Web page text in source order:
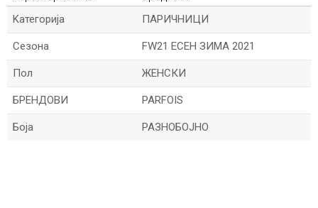
Kатегорија
ПАРИЧНИЦИ
Сезона FW21 ЕСЕН ЗИМА 2021
Пол ЖЕНСКИ
БРЕНДОВИ PARFOIS
Боја РАЗНОБОЈНО